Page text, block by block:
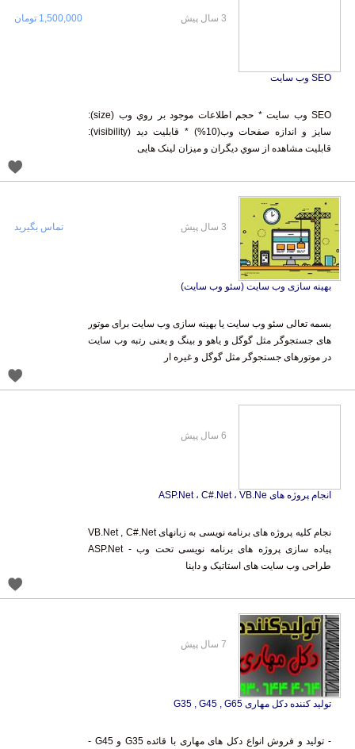
SEO وب سایت
SEO وب سایت * حجم اطلاعات موجود بر روي وب (size):
سایز و اندازه صفحات وب(10%) * قابلیت دید (visibility):
قابلیت مشاهده از سوي دیگران و میزان لینک هایی
3 سال پیش 1,500,000 تومان
بهینه سازی وب سایت (سئو وب سایت)
بسمه تعالی سئو وب سایت یا بهینه سازی وب سایت برای موتور
های جستجوگر مثل گوگل و یاهو و بینگ و یعنی رتبه وب سایت
در موتورهای جستجوگر مثل گوگل و غیره ار
3 سال پیش تماس بگیرید
انجام پروژه های ASP.Net ، C#.Net ، VB.Ne
نجام کلیه پروژه های برنامه نویسی به زبانهای VB.Net , C#.Net
پیاده سازی پروژه های برنامه نویسی تحت وب - ASP.Net
طراحی وب سایت های استاتیک و داینا
6 سال پیش
تولید کننده دکل مهاری G35 , G45 , G65
- تولید و فروش انواع دکل های مهاری با قائده G35 و G45 -دکل G35 فقط 41.000 تومان و دکل G45 48.000 تومان -
7 سال پیش